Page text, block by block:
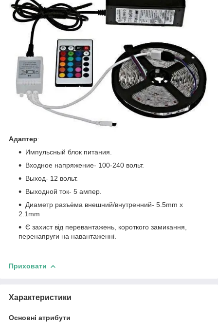
Адаптер:
Импульсный блок питания.
Входное напряжение- 100-240 вольт.
Выход- 12 вольт.
Выходной ток- 5 ампер.
Диаметр разъёма внешний/внутренний- 5.5mm x
2.1mm
Є захист від перевантажень, короткого замикання,
перенапруги на навантаженні.
Приховати
Характеристики
Основні атрибути